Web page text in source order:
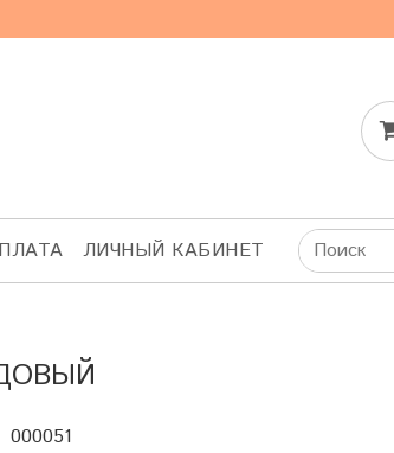
ЛИЧНЫЙ КАБИНЕТ
000051